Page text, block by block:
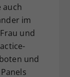
auch
im
und
und